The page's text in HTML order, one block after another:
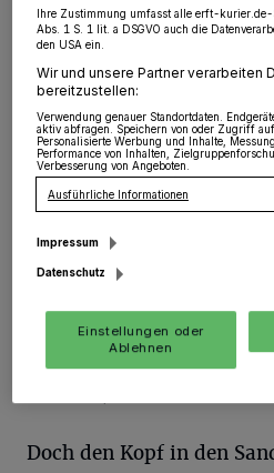
schwierig“, blickt
Veranstalter getroffen
mehr, die schlimme
haben. Für uns war es in
Logistischen her
Lockdown viele
abgeordnet wurden. „Ich
Doch den Kopf in den
Ihre Zustimmung umfasst alle erft-
Abs. 1 S. 1 lit. a DSGVO auch die
den USA ein.
Wir und unsere Partner verarbeiten
bereitzustellen:
Verwendung genauer Standortdaten.
aktiv abfragen. Speichern von oder Zugriff
Personalisierte Werbung und Inhalte,
Performance von Inhalten,
Verbesserung von Angeboten.
Ausführliche Informationen
Impressum
Datenschutz
Einstellungen oder
Ablehnen